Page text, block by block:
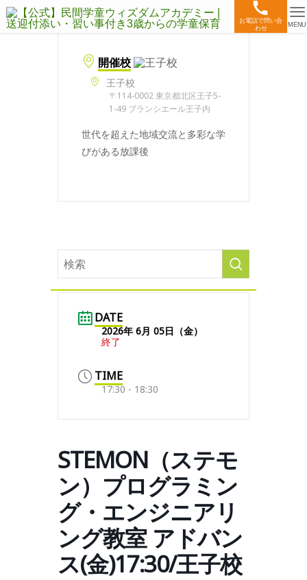
お電話で問い合
わせ
MENU
開催校
王子校
〒114-0002 東京都北区王子5-
1-49 ブランシエール王子内
世代を超えた地域交流と多彩な学
びがある放課後
DATE
2026年 6月 05日（金）
終了
TIME
17:30 - 18:30
STEMON（ステモ
ン）プログラミン
グ・エンジニアリ
ング教室 アドバン
ス(金)17:30/王子校